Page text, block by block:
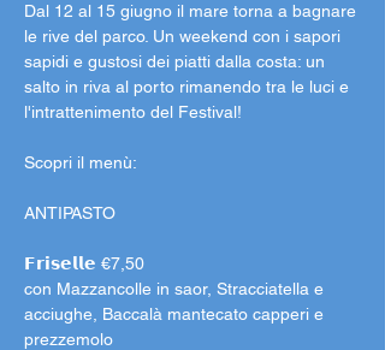
Dal 12 al 15 giugno il mare torna a bagnare
le rive del parco. Un weekend con i sapori
sapidi e gustosi dei piatti dalla costa: un
salto in riva al porto rimanendo tra le luci e
l'intrattenimento del Festival!
Scopri il menù:
ANTIPASTO
𝗙𝗿𝗶𝘀𝗲𝗹𝗹𝗲 €7,50
con Mazzancolle in saor, Stracciatella e
acciughe, Baccalà mantecato capperi e
prezzemolo